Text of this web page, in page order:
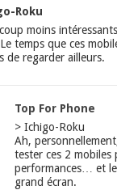
Roku
moins
temps que ces
de regarder ailleurs.
Top For Phone
> Ichigo-Roku
Ah,
tester ces 2 mobiles
performances… et
grand écran.